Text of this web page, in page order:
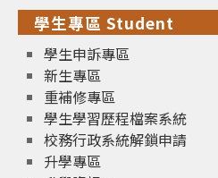
學生專區 Student
學生申訴專區
新生專區
重補修專區
學生學習歷程檔案系統
校務行政系統解鎖申請
升學專區